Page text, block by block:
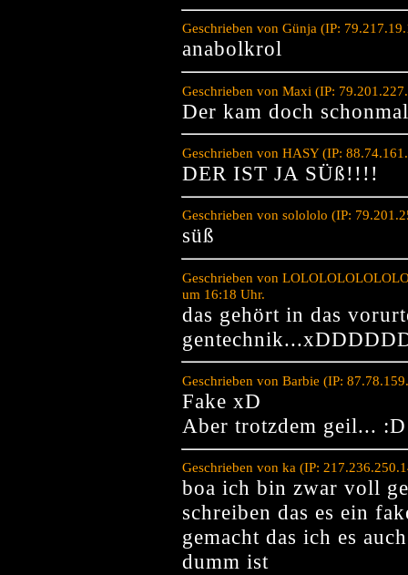
Geschrieben von Günja (IP:
anabolkrol
Geschrieben von Maxi (IP:
Der kam doch
Geschrieben von HASY (IP:
DER IST JA SÜß!!!!
Geschrieben von solololo (IP:
süß
Geschrieben von
um 16:18 Uhr.
das gehört in das
Geschrieben von Barbie (IP:
Fake xD
Aber trotzdem geil... :D
Geschrieben von ka (IP:
boa ich bin zwar voll
schreiben das es ein
gemacht das ich es
dumm ist